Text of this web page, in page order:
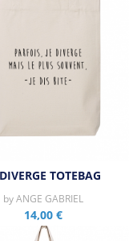
TOTEBAG
byANGE GABRIEL
14,00 €